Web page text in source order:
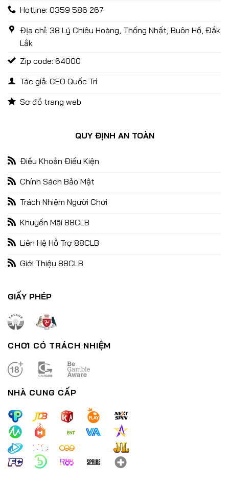
Game Nổ Hũ Quốc Tế 88CLB – Kho Game Săn Thưởng Hot
Nhất 2025
Nổ Hũ Đổi Thưởng – Bùng Nổ Cùng Chiến Thắng Lớn Đón Tết
Nổ Hũ Thần Tài – Trải Nghiệm Đỉnh Cao Tựa Game Đổi Thưởng
29/12/2024
Hotline: 0359 586 267
Địa chỉ: 38 Lý Chiêu Hoàng, Thống Nhất, Buôn Hồ, Đắk
Lắk
Zip code: 64000
Tác giả: CEO Quốc Trí
Sơ đồ trang web
QUY ĐỊNH AN TOÀN
Điều Khoản Điều Kiện
Chính Sách Bảo Mật
Trách Nhiệm Người Chơi
Khuyến Mãi 88CLB
Liên Hệ Hỗ Trợ 88CLB
Giới Thiệu 88CLB
GIẤY PHÉP
CHƠI CÓ TRÁCH NHIỆM
NHÀ CUNG CẤP